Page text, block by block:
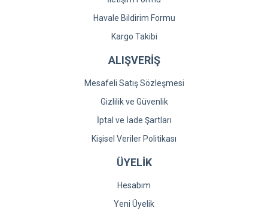
Havale Bildirim Formu
Kargo Takibi
ALIŞVERİŞ
Mesafeli Satış Sözleşmesi
Gizlilik ve Güvenlik
İptal ve İade Şartları
Kişisel Veriler Politikası
ÜYELİK
Hesabım
Yeni Üyelik